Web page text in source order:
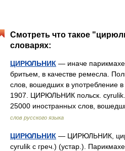
Смотреть что такое
словарях:
ЦИРЮЛЬНИК — иначе
бритьем, в качестве ремесла.
слов, вошедших в употребление
1907. ЦИРЮЛЬНИК польск.
25000 иностранных слов,
слов русского языка
ЦИРЮЛЬНИК — ЦИРЮЛЬНИК,
cyrulik с греч.) (устар.).